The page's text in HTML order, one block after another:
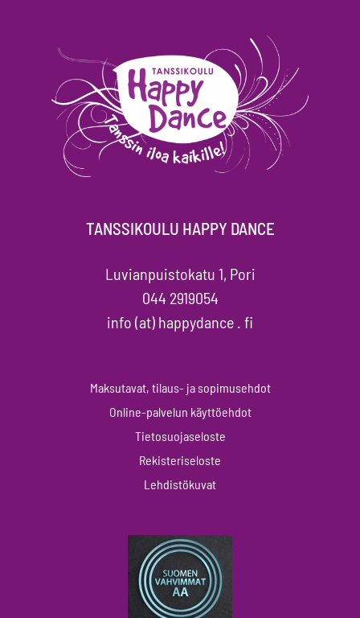
TANSSIKOULU HAPPY DANCE
Luvianpuistokatu 1, Pori
044 2919054
info (at) happydance . fi
Maksutavat, tilaus- ja sopimusehdot
Online-palvelun käyttöehdot
Tietosuojaseloste
Rekisteriseloste
Lehdistökuvat